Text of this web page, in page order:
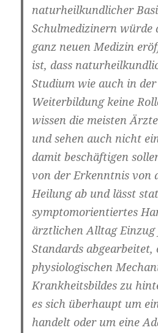
naturheilkundlicher
Schulmedizinern würde
ganz neuen Medizin
ist, dass
Studium wie auch in
Weiterbildung keine
wissen die meisten
und sehen auch nicht
damit beschäftigen
von der Erkenntnis von
Heilung ab und lässt
symptomorientiertes
ärztlichen Alltag Einzug
Standards abgearbeitet,
physiologischen
Krankheitsbildes zu
es sich überhaupt um
handelt oder um eine